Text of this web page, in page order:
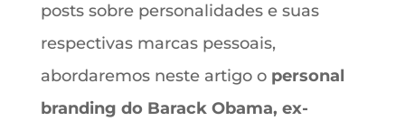
posts sobre personalidades e suas
respectivas marcas pessoais,
abordaremos neste artigo o personal
branding do Barack Obama, ex-